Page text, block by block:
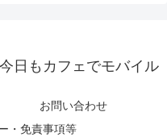
日もカフェでモバイル
お問い合わせ
・免責事項等